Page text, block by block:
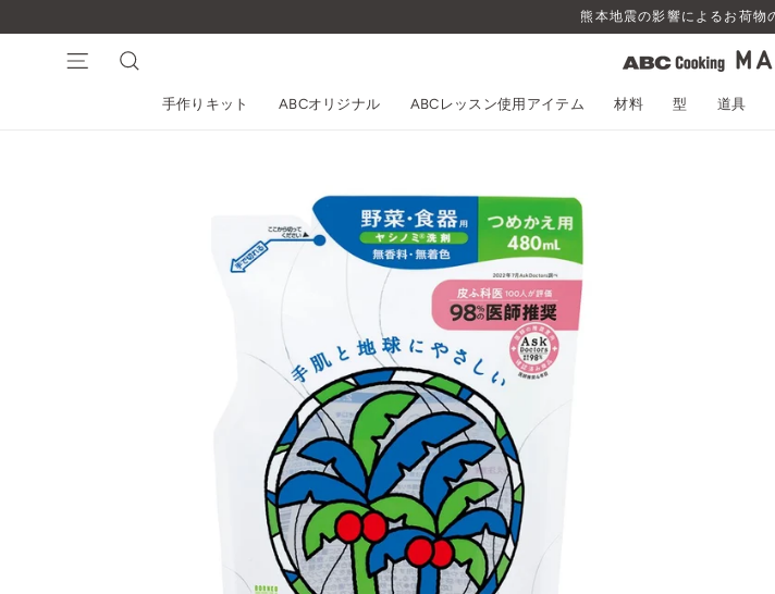
ン
熊本地震の影響によるお荷物
手作りキット
ABCオリジナル ABCレッスン使用アイテム 材料 型 道具